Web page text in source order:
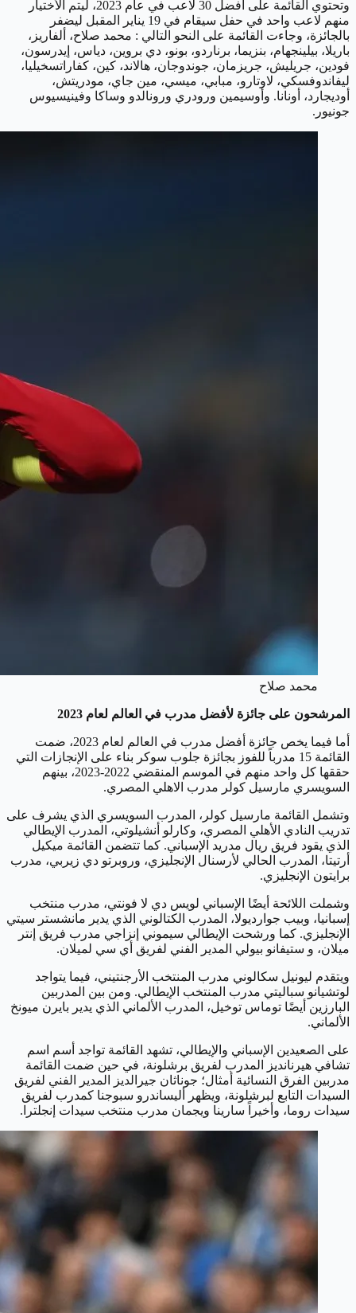
وتحتوي القائمة على أفضل 30 لاعب في عام 2023، ليتم الأختيار
منهم لاعب واحد في حفل سيقام في 19 يناير المقبل ليضفر
بالجائزة، وجاءت القائمة على النحو التالي : محمد صلاح، ألفاريز،
باريلا، بيلينجهام، بنزيما، برناردو، بونو، دي بروين، دياس، إيدرسون،
فودين، جريليش، جريزمان، جوندوجان، هالاند، كين، كفاراتسخيليا،
ليفاندوفسكي، لاوتارو، مبابي، ميسي، مين جاي، مودريتش،
أوديجارد، أونانا. وأوسيمين ورودري ورونالدو وساكا وفينيسيوس
جونيور.
محمد صلاح
المرشحون على جائزة لأفضل مدرب في العالم لعام 2023
أما فيما يخص جائزة أفضل مدرب في العالم لعام 2023، ضمت
القائمة 15 مدرباً للفوز بجائزة جلوب سوكر بناء على الإنجازات التي
حققها كل واحد منهم في الموسم المنقضي 2022-2023، بينهم
السويسري مارسيل كولر مدرب الاهلي المصري.
وتشمل القائمة مارسيل كولر، المدرب السويسري الذي يشرف على
تدريب النادي الأهلي المصري، وكارلو أنشيلوتي، المدرب الإيطالي
الذي يقود فريق ريال مدريد الإسباني. كما تتضمن القائمة ميكيل
أرتيتا، المدرب الحالي لأرسنال الإنجليزي، وروبرتو دي زيربي، مدرب
برايتون الإنجليزي.
وشملت اللائحة أيضًا الإسباني لويس دي لا فونتي، مدرب منتخب
إسبانيا، وبيب جوارديولا، المدرب الكتالوني الذي يدير مانشستر سيتي
الإنجليزي. كما ورشحت الإيطالي سيموني إنزاجي مدرب فريق إنتر
ميلان، و ستيفانو بيولي المدير الفني لفريق أي سي لميلان.
ويتقدم ليونيل سكالوني مدرب المنتخب الأرجنتيني، فيما يتواجد
لوتشيانو سباليتي مدرب المنتخب الإيطالي. ومن بين المدربين
البارزين أيضًا توماس توخيل، المدرب الألماني الذي يدير بايرن ميونخ
الألماني.
على الصعيدين الإسباني والإيطالي، تشهد القائمة تواجد أسم اسم
تشافي هيرنانديز المدرب لفريق برشلونة، في حين ضمت القائمة
مدربين الفرق النسائية أمثال؛ جوناثان جيرالديز المدير الفني لفريق
السيدات التابع لبرشلونة، ويظهر أليساندرو سبوجنا كمدرب لفريق
سيدات روما، وأخيراً سارينا ويجمان مدرب منتخب سيدات إنجلترا.